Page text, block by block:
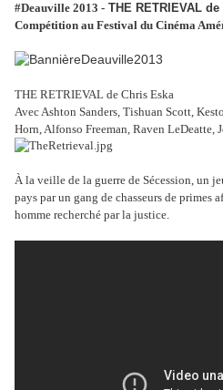
#Deauville 2013 - THE RETRIEVAL
Compétition au Festival du Cinéma
THE RETRIEVAL de Chris Eska
Avec Ashton Sanders, Tishuan Scott,
Horn, Alfonso Freeman, Raven LeDeatte,
À la veille de la guerre de Sécession, un
pays par un gang de chasseurs de primes
homme recherché par la justice.